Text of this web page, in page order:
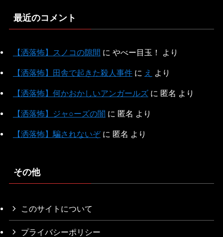
最近のコメント
【洒落怖】スノコの隙間 に やべー目玉！ より
【洒落怖】田舎で起きた殺人事件に え より
【洒落怖】何かおかしいアンガールズに 匿名 より
【洒落怖】ジャ○ーズの闇 に 匿名 より
【洒落怖】騙されないぞに 匿名 より
その他
このサイトについて
プライバシーポリシー